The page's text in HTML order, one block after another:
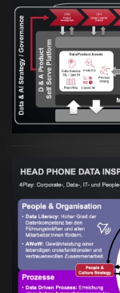
Artikel:
Artikel: